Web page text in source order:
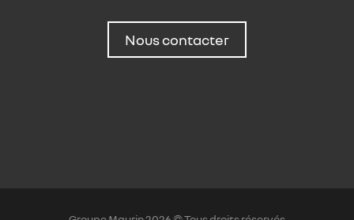
Nous contacter